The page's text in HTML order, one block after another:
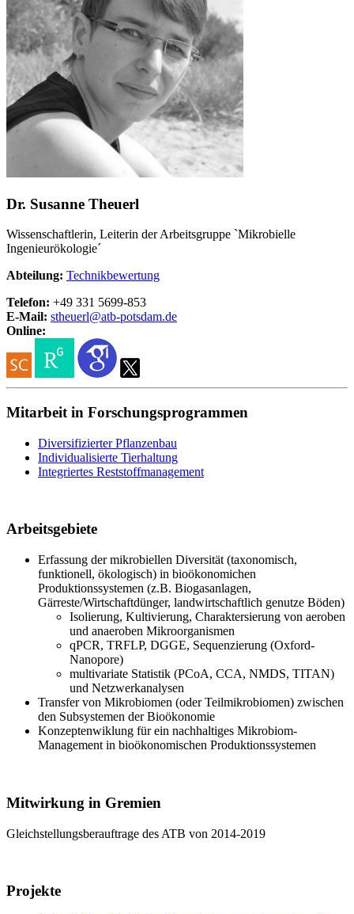
Dr. Susanne Theuerl
Wissenschaftlerin, Leiterin der Arbeitsgruppe `Mikrobielle
Ingenieurökologie´
Abteilung: Technikbewertung
Telefon: +49 331 5699-853
E-Mail: stheuerl@atb-potsdam.de
Online:
Mitarbeit in Forschungsprogrammen
Diversifizierter Pflanzenbau
Individualisierte Tierhaltung
Integriertes Reststoffmanagement
Arbeitsgebiete
Erfassung der mikrobiellen Diversität (taxonomisch,
funktionell, ökologisch) in bioökonomichen
Produktionssystemen (z.B. Biogasanlagen,
Gärreste/Wirtschaftdünger, landwirtschaftlich genutze Böden)
Isolierung, Kultivierung, Charaktersierung von aeroben
und anaeroben Mikroorganismen
qPCR, TRFLP, DGGE, Sequenzierung (Oxford-
Nanopore)
multivariate Statistik (PCoA, CCA, NMDS, TITAN)
und Netzwerkanalysen
Transfer von Mikrobiomen (oder Teilmikrobiomen) zwischen
den Subsystemen der Bioökonomie
Konzeptenwiklung für ein nachhaltiges Mikrobiom-
Management in bioökonomischen Produktionssystemen
Mitwirkung in Gremien
Gleichstellungsberauftrage des ATB von 2014-2019
Projekte